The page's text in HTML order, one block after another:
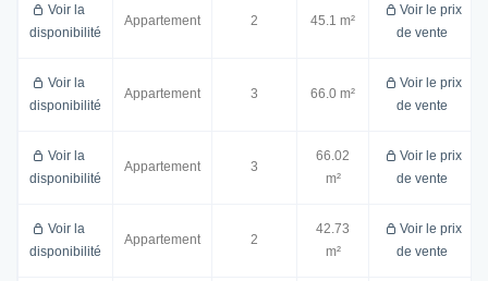
Voir la
disponibilité
Appartement 2 45.1 m²
Voir le prix
de vente
Voir la
disponibilité
Appartement 3 66.0 m²
Voir le prix
de vente
Voir la
disponibilité
Appartement 3
66.02
m²
Voir le prix
de vente
Voir la
disponibilité
Appartement 2
42.73
m²
Voir le prix
de vente